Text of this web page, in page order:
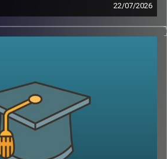
22/07/2026
אם לפני עשור היינו אומרים את המילה
חושבים על צילום מהאוויר או על
ובמקרים מסוימים אפילו מסוגלים
שלהם באופן עצמאי.
ככל שהמערכות האלה הופכות לחכמות
הרבה יותר גדולה מרק מה הטכנולוגיה
אנחנו יכולים לסמוך עליה? מתי אדם
ומתי אפשר לתת למכונה לעשות את זה?